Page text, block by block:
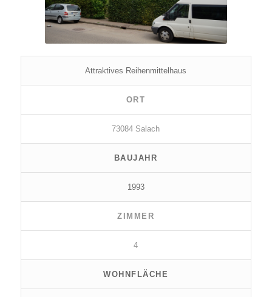
Attraktives Reihenmittelhaus
ORT
73084 Salach
BAUJAHR
1993
ZIMMER
4
WOHNFLÄCHE